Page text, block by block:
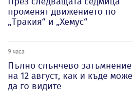
променят движението по
„Тракия“ и „Хемус“
9 часа
Пълно слънчево затъмнение
на 12 август, как и къде може
да го видите